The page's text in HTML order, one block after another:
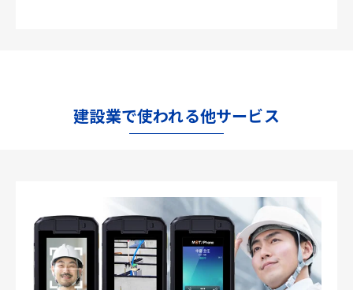
建設業で使われる他サービス